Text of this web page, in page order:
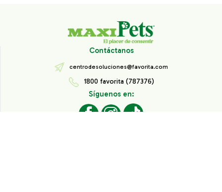
Contáctanos
centrodesoluciones@favorita.com
1800 favorita (787376)
Síguenos en: